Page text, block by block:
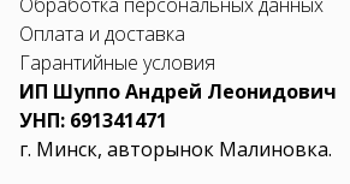
Оплата и доставка
Гарантийные условия
ИП Шуппо Андрей Леонидович
УНП: 691341471
г. Минск, авторынок Малиновка.